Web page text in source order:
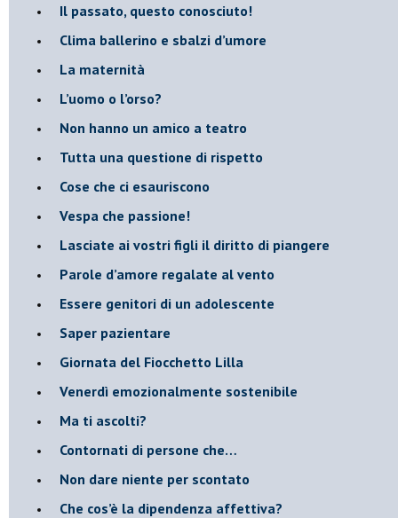
​Il passato, questo conosciuto!
​Clima ballerino e sbalzi d’umore
La maternità
​L’uomo o l’orso?
Non hanno un amico a teatro​
​Tutta una questione di rispetto
​Cose che ci esauriscono
​Vespa che passione!
​Lasciate ai vostri figli il diritto di piangere
​Parole d’amore regalate al vento
​Essere genitori di un adolescente
​Saper pazientare
​Giornata del Fiocchetto Lilla
​Venerdì emozionalmente sostenibile
Ma ti ascolti?
Contornati di persone che…
Non dare niente per scontato
Che cos’è la dipendenza affettiva?